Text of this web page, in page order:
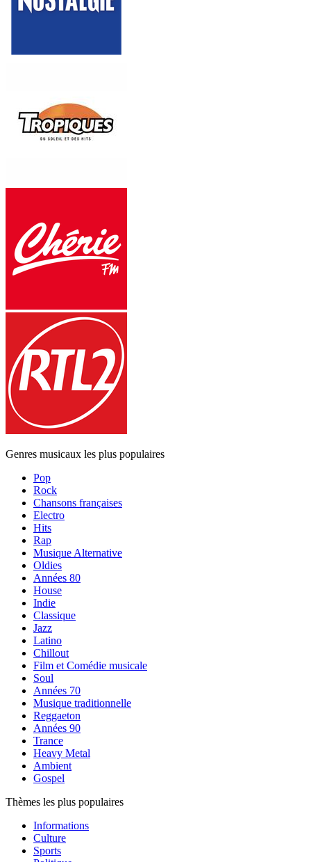
Genres musicaux les plus populaires
Pop
Rock
Chansons françaises
Electro
Hits
Rap
Musique Alternative
Oldies
Années 80
House
Indie
Classique
Jazz
Latino
Chillout
Film et Comédie musicale
Soul
Années 70
Musique traditionnelle
Reggaeton
Années 90
Trance
Heavy Metal
Ambient
Gospel
Thèmes les plus populaires
Informations
Culture
Sports